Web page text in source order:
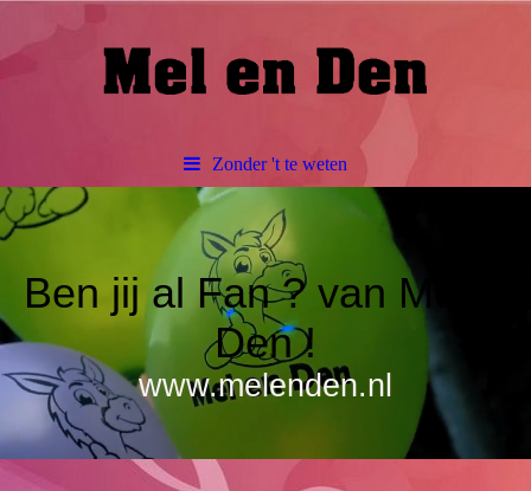
Zonder 't te weten
Ben jij al Fan ? van Mel &
Den !
www.melenden.nl